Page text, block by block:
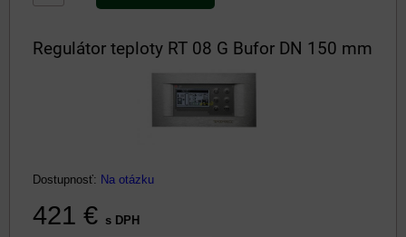
Regulátor teploty RT 08 G Bufor DN 150 mm
Dostupnosť: Na otázku
421 € s DPH